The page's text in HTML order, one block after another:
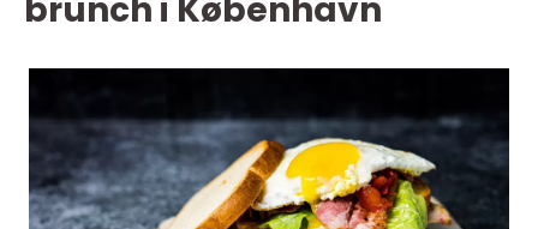
brunch i København